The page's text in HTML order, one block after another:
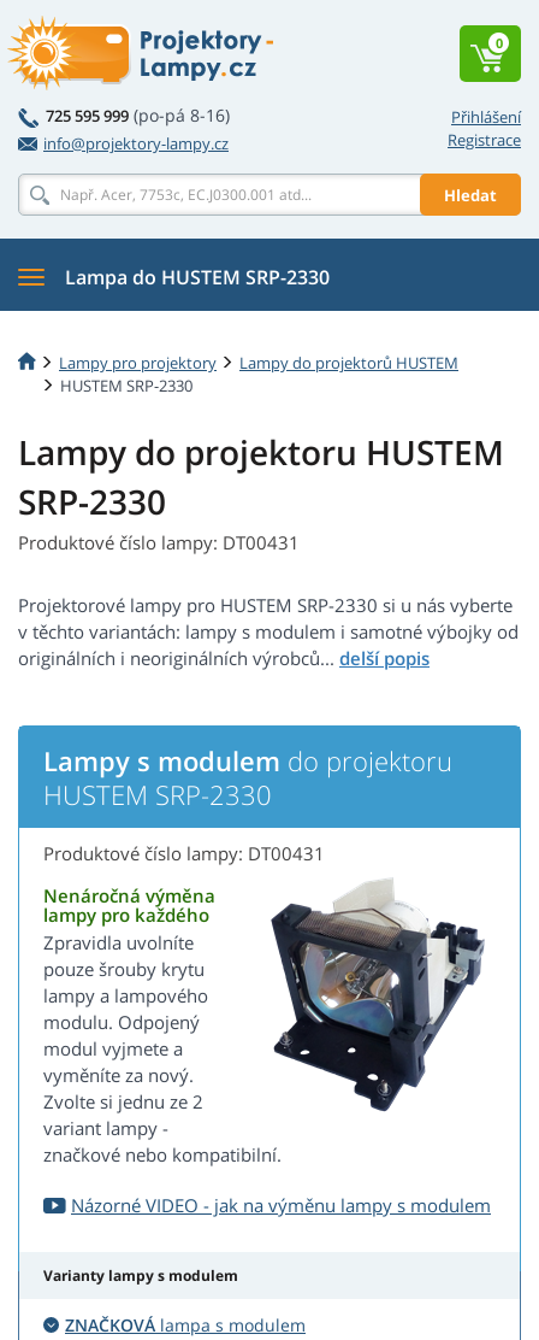
Přihlášení
Registrace
725 595 999 (po-pá 8-16)
info@projektory-lampy.cz
Hledat
0
Lampa do HUSTEM SRP-2330
Lampy pro projektory
Lampy do projektorů HUSTEM
HUSTEM SRP-2330
Lampy do projektoru HUSTEM
SRP-2330
Produktové číslo lampy: DT00431
Projektorové lampy pro HUSTEM SRP-2330 si u nás vyberte
v těchto variantách: lampy s modulem i samotné výbojky od
originálních i neoriginálních výrobců...
Lampy s modulem do projektoru
HUSTEM SRP-2330
Produktové číslo lampy: DT00431
Nenáročná výměna
lampy pro každého
Zpravidla uvolníte
pouze šrouby krytu
lampy a lampového
modulu. Odpojený
modul vyjmete a
vyměníte za nový.
Zvolte si jednu ze 2
variant lampy -
značkové nebo kompatibilní.
Názorné VIDEO - jak na výměnu lampy s modulem
Varianty lampy s modulem
ZNAČKOVÁ lampa s modulem